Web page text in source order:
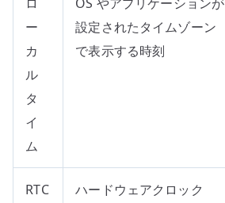
ー
カ
ル
タ
イ
ム
設定されたタイムゾーン
で表示する時刻
RTC ハードウェアクロック